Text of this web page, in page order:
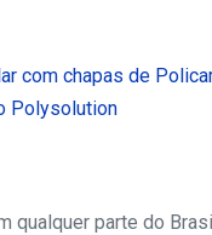
parte do